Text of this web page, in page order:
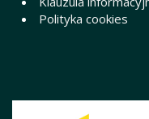
Polityka cookies